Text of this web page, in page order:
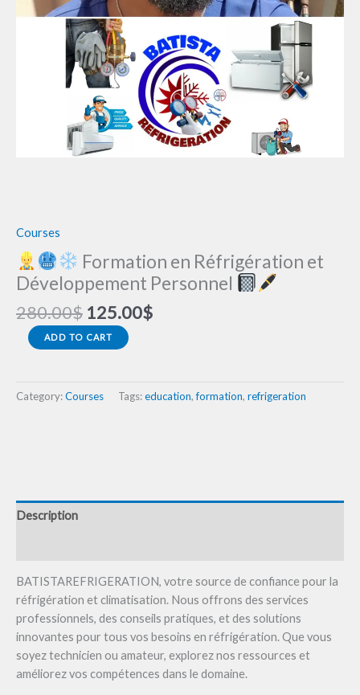
Courses
Formation en Réfrigération et
Développement Personnel
280.00$ 125.00$
ADD TO CART
Category:Courses Tags:education,formation, refrigeration
Description
BATISTAREFRIGERATION, votre source de confiance pour la
réfrigération et climatisation. Nous offrons des services
professionnels, des conseils pratiques, et des solutions
innovantes pour tous vos besoins en réfrigération. Que vous
soyez technicien ou amateur, explorez nos ressources et
améliorez vos compétences dans le domaine.